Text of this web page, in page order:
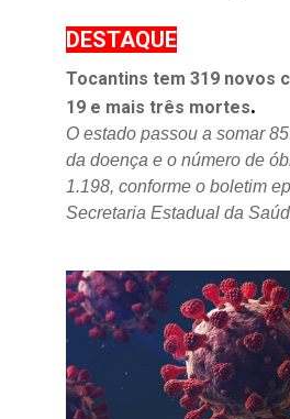
DESTAQUE
Tocantins tem 319 novos
19 e mais três mortes.
O estado passou a somar
da doença e o número de
1.198, conforme o boletim
Secretaria Estadual da